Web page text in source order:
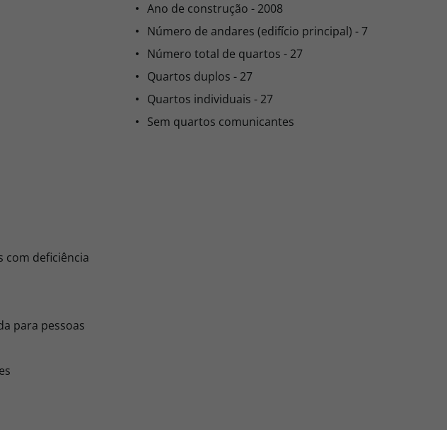
com deficiência
para pessoas
Ano de construção - 2008
Número de andares (edifício principal) - 7
Número total de quartos - 27
Quartos duplos - 27
Quartos individuais - 27
Sem quartos comunicantes